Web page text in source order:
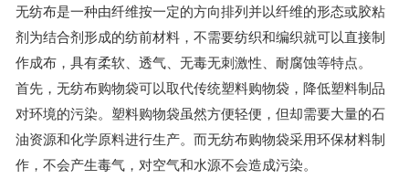
无纺布是一种由纤维按一定的方向排列并以纤维的形态或胶粘
剂为结合剂形成的纺前材料，不需要纺织和编织就可以直接制
作成布，具有柔软、透气、无毒无刺激性、耐腐蚀等特点。
首先，无纺布购物袋可以取代传统塑料购物袋，降低塑料制品
对环境的污染。塑料购物袋虽然方便轻便，但却需要大量的石
油资源和化学原料进行生产。而无纺布购物袋采用环保材料制
作，不会产生毒气，对空气和水源不会造成污染。